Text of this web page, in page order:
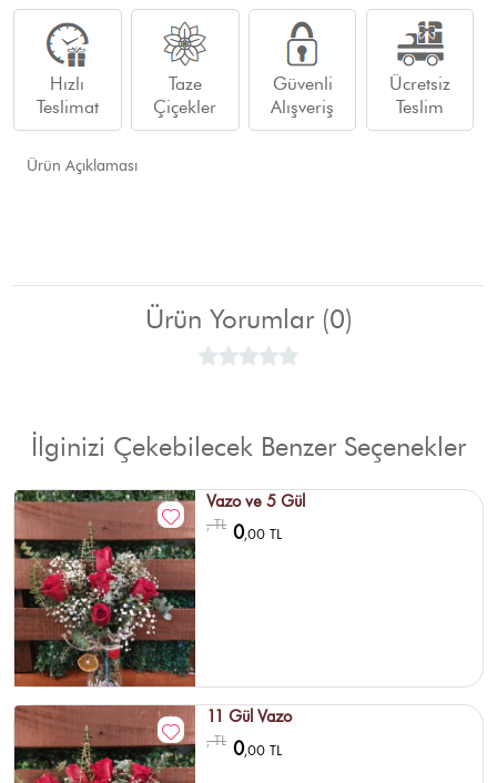
Hızlı
Teslimat
Taze
Çiçekler
Güvenli
Alışveriş
Ücretsiz
Teslim
Ürün Açıklaması
Ürün Yorumlar (0)
İlginizi Çekebilecek Benzer Seçenekler
Vazo ve 5 Gül
, TL 0,00 TL
11 Gül Vazo
, TL 0,00 TL